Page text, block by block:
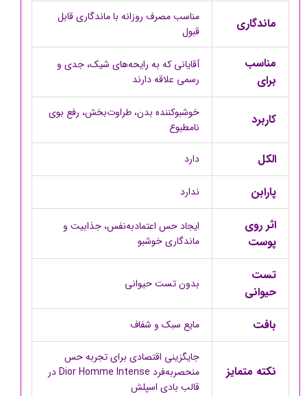
ماندگاری
مناسب مصرف روزانه با ماندگاری قابل
قبول
مناسب
برای
آقایانی که به رایحه‌های شیک، جدی و
رسمی علاقه دارند
کاربرد
خوشبوکننده بدن، طراوت‌بخش، رفع بوی
نامطبوع
الکل دارد
پارابن ندارد
اثر روی
پوست
ایجاد حس اعتمادبه‌نفس، جذابیت و
ماندگاری خوشبو
تست
حیوانی
بدون تست حیوانی
بافت مایع سبک و شفاف
نکته متمایز
جایگزینی اقتصادی برای تجربه حس
منحصربه‌فرد Dior Homme Intense در
قالب بادی اسپلش